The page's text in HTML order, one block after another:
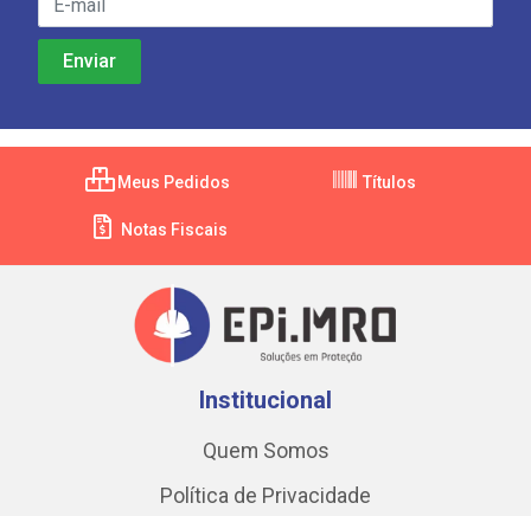
Meus Pedidos Títulos
Notas Fiscais
Institucional
Quem Somos
Política de Privacidade